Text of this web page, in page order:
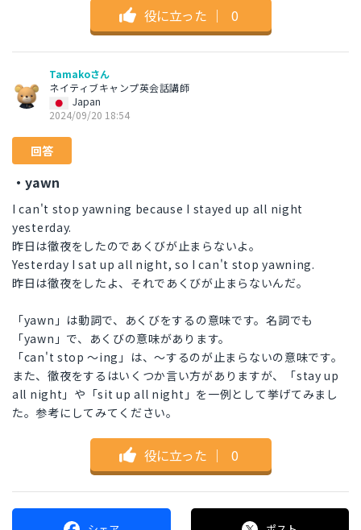
役に立った ｜ 0
Tamakoさん
ネイティブキャンプ英会話講師
Japan
2024/09/20 18:54
回答
・yawn
I can't stop yawning because I stayed up all night
yesterday.
昨日は徹夜をしたのであくびが止まらないよ。
Yesterday I sat up all night, so I can't stop yawning.
昨日は徹夜をしたよ、それであくびが止まらないんだ。
「yawn」は動詞で、あくびをするの意味です。名詞でも
「yawn」で、あくびの意味があります。
「can't stop ～ing」は、～するのが止まらないの意味です。
また、徹夜をするはいくつか言い方がありますが、「stay up
all night」や「sit up all night」を一例として挙げてみまし
た。参考にしてみてください。
役に立った ｜ 0